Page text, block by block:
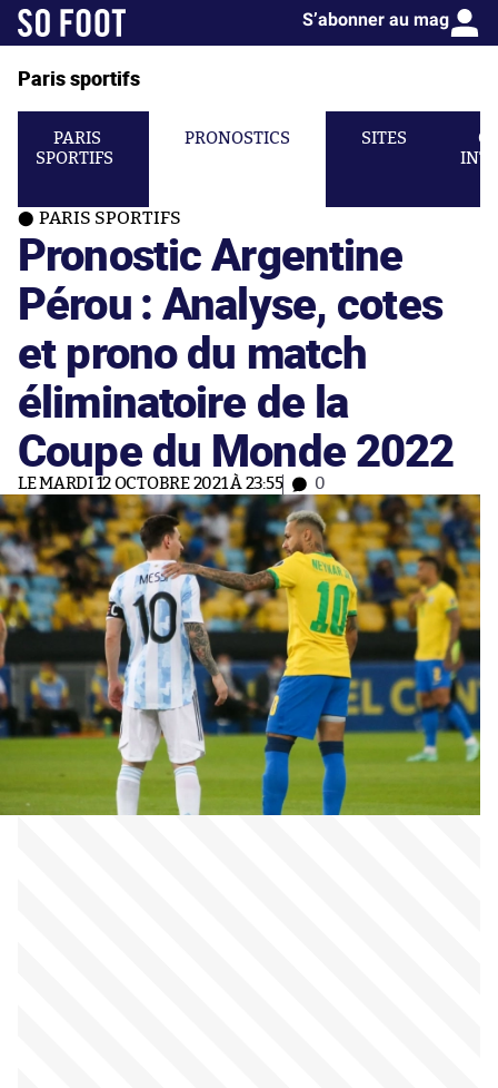
S’abonner au mag
Paris sportifs
PARIS
SPORTIFS
PRONOSTICS SITES
PARIS SPORTIFS
Pronostic Argentine
Pérou : Analyse, cotes
et prono du match
éliminatoire de la
Coupe du Monde 2022
LE MARDI 12 OCTOBRE 2021 À 23:55 0